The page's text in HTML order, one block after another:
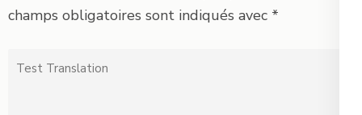
champs obligatoires sont indiqués avec *
Test